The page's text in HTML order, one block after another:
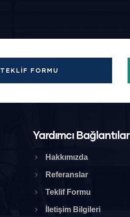
TEKLIF FORMU
Yardımcı Bağlantılar
Hakkımızda
Referanslar
Teklif Formu
İletişim Bilgileri